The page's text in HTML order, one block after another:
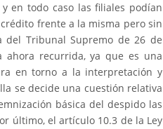
en todo caso las filiales podían
frente a la misma pero sin
del Tribunal Supremo de 26 de
ahora recurrida, ya que es una
en torno a la interpretación y
se decide una cuestión relativa
básica del despido las
último, el artículo 10.3 de la Ley